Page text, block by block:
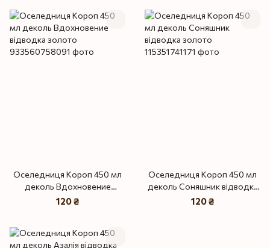
Оселедниця Короп 450 мл
деколь Вдохновение
відводка золото
120 ₴
Оселедниця Короп 450 мл
деколь Соняшник відводка
золото
120 ₴